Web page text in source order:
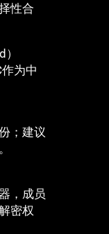
性合
为中
；建议
，成员
密权